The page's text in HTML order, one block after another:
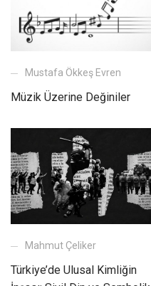
Mustafa Ökkeş Evren
Müzik Üzerine Değiniler
Mahmut Çeliker
Türkiye’de Ulusal Kimliğin